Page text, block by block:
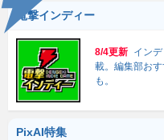
電撃インディー
8/4更新 イン
載。編集部お
も。
PixAI特集